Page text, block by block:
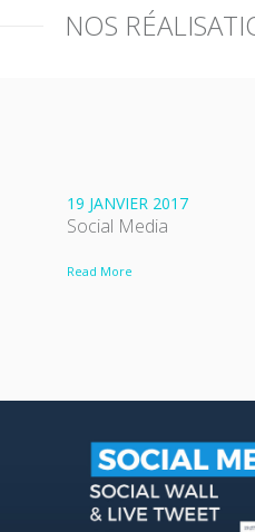
NOS
19 JANVIER 2017
Social Media
Read More